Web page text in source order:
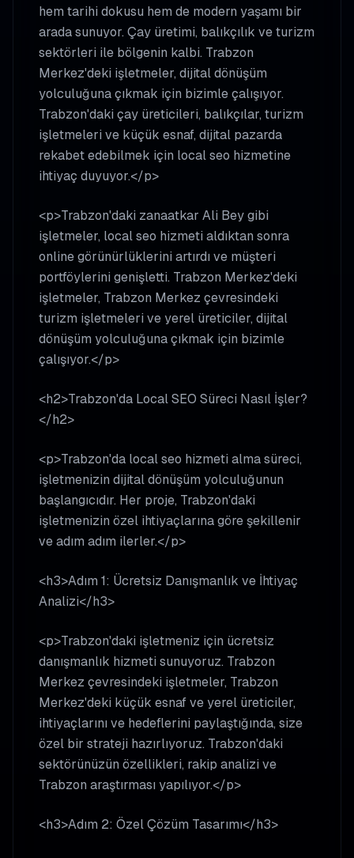
hem tarihi dokusu hem de modern yaşamı bir
arada sunuyor. Çay üretimi, balıkçılık ve turizm
sektörleri ile bölgenin kalbi. Trabzon
Merkez'deki işletmeler, dijital dönüşüm
yolculuğuna çıkmak için bizimle çalışıyor.
Trabzon'daki çay üreticileri, balıkçılar, turizm
işletmeleri ve küçük esnaf, dijital pazarda
rekabet edebilmek için local seo hizmetine
ihtiyaç duyuyor.</p>
<p>Trabzon'daki zanaatkar Ali Bey gibi
işletmeler, local seo hizmeti aldıktan sonra
online görünürlüklerini artırdı ve müşteri
portföylerini genişletti. Trabzon Merkez'deki
işletmeler, Trabzon Merkez çevresindeki
turizm işletmeleri ve yerel üreticiler, dijital
dönüşüm yolculuğuna çıkmak için bizimle
çalışıyor.</p>
<h2>Trabzon'da Local SEO Süreci Nasıl İşler?
</h2>
<p>Trabzon'da local seo hizmeti alma süreci,
işletmenizin dijital dönüşüm yolculuğunun
başlangıcıdır. Her proje, Trabzon'daki
işletmenizin özel ihtiyaçlarına göre şekillenir
ve adım adım ilerler.</p>
<h3>Adım 1: Ücretsiz Danışmanlık ve İhtiyaç
Analizi</h3>
<p>Trabzon'daki işletmeniz için ücretsiz
danışmanlık hizmeti sunuyoruz. Trabzon
Merkez çevresindeki işletmeler, Trabzon
Merkez'deki küçük esnaf ve yerel üreticiler,
ihtiyaçlarını ve hedeflerini paylaştığında, size
özel bir strateji hazırlıyoruz. Trabzon'daki
sektörünüzün özellikleri, rakip analizi ve
Trabzon araştırması yapılıyor.</p>
<h3>Adım 2: Özel Çözüm Tasarımı</h3>